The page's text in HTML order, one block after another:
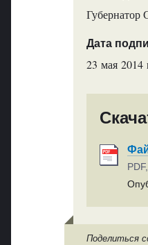
Губернатор
Дата
23 мая 2014
Поделиться